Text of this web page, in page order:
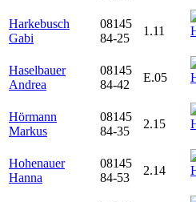
Harkebusch
Gabi
08145
84-25
1.11
Haselbauer
Andrea
08145
84-42
E.05
Hörmann
Markus
08145
84-35
2.15
Hohenauer
Hanna
08145
84-53
2.14